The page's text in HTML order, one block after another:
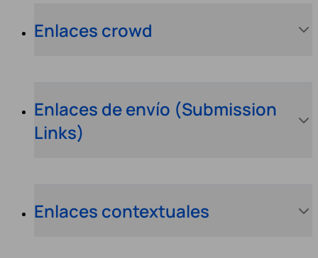
Enlaces crowd
Enlaces de envío (Submission
Links)
Enlaces contextuales